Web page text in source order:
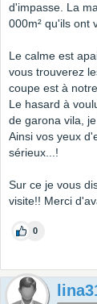
d'impasse. La
000m² qu'ils ont
Le calme est
vous trouverez
coupe est à
Le hasard à
de garona vila,
Ainsi vos yeux
sérieux...!
Sur ce je vous
visite!! Merci
0